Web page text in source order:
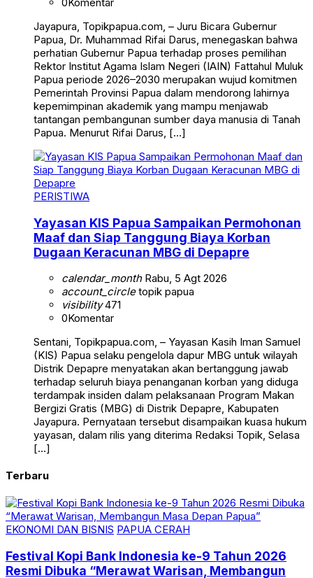
0Komentar
Jayapura, Topikpapua.com, – Juru Bicara Gubernur
Papua, Dr. Muhammad Rifai Darus, menegaskan bahwa
perhatian Gubernur Papua terhadap proses pemilihan
Rektor Institut Agama Islam Negeri (IAIN) Fattahul Muluk
Papua periode 2026–2030 merupakan wujud komitmen
Pemerintah Provinsi Papua dalam mendorong lahirnya
kepemimpinan akademik yang mampu menjawab
tantangan pembangunan sumber daya manusia di Tanah
Papua. Menurut Rifai Darus, […]
PERISTIWA
Yayasan KIS Papua Sampaikan Permohonan
Maaf dan Siap Tanggung Biaya Korban
Dugaan Keracunan MBG di Depapre
calendar_monthRabu, 5 Agt 2026
account_circletopik papua
visibility471
0Komentar
Sentani, Topikpapua.com, – Yayasan Kasih Iman Samuel
(KIS) Papua selaku pengelola dapur MBG untuk wilayah
Distrik Depapre menyatakan akan bertanggung jawab
terhadap seluruh biaya penanganan korban yang diduga
terdampak insiden dalam pelaksanaan Program Makan
Bergizi Gratis (MBG) di Distrik Depapre, Kabupaten
Jayapura. Pernyataan tersebut disampaikan kuasa hukum
yayasan, dalam rilis yang diterima Redaksi Topik, Selasa
[…]
Terbaru
EKONOMI DAN BISNIS PAPUA CERAH
Festival Kopi Bank Indonesia ke-9 Tahun 2026
Resmi Dibuka “Merawat Warisan, Membangun